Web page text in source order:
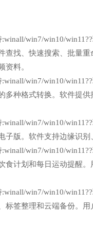
win7/win10/
查找、快速搜索、批量
资料。
win7/win10/
多种格式转换。软件提
win7/win10/
子版。软件支持边缘识
win7/win10/
食计划和每日运动提醒
win7/win10/
标签整理和云端备份。